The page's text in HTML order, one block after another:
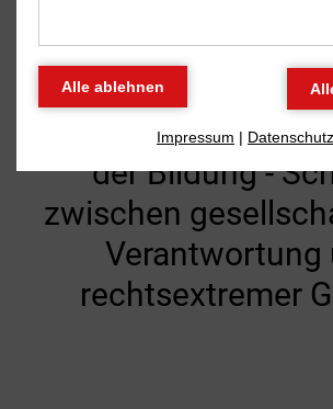
AKTUELLES AUS
Fachinterview:
der Bildung -
zwischen
Verantwortung
rechtsextremer
Impressum | Datenschutz